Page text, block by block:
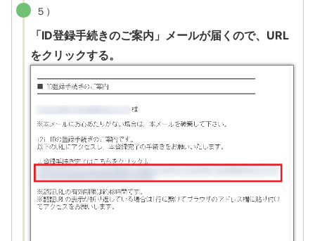
５）
「ID登録手続きのご案内」メールが届くので、URL
をクリックする。